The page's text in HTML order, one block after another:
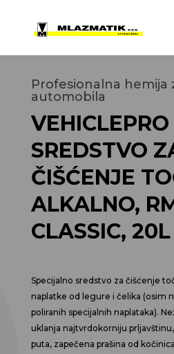
Profesionalna hemija
automobila
VEHICLEPRO
SREDSTVO
ČIŠĆENJE
ALKALNO,
CLASSIC, 20L
Specijalno sredstvo za čišćenje
naplatke od legure i čelika (osim
poliranih specijalnih naplataka).
uklanja najtvrdokorniju prljavštinu,
puta, zapečena prašina od